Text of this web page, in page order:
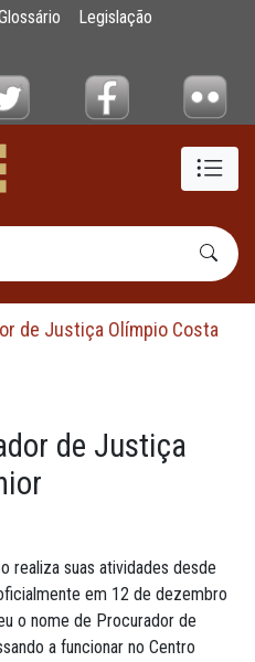
Legislação
de Justiça Olímpio Costa
de Justiça
realiza suas atividades desde
em 12 de dezembro
o nome de Procurador de
a funcionar no Centro